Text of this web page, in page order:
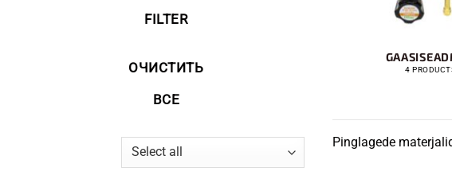
FILTER
ОЧИСТИТЬ
ВСЕ
4
Pinglagede